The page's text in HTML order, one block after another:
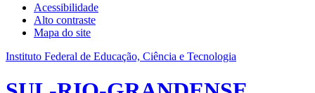
Acessibilidade
Alto contraste
Mapa do site
Instituto Federal de Educação, Ciência e Tecnologia